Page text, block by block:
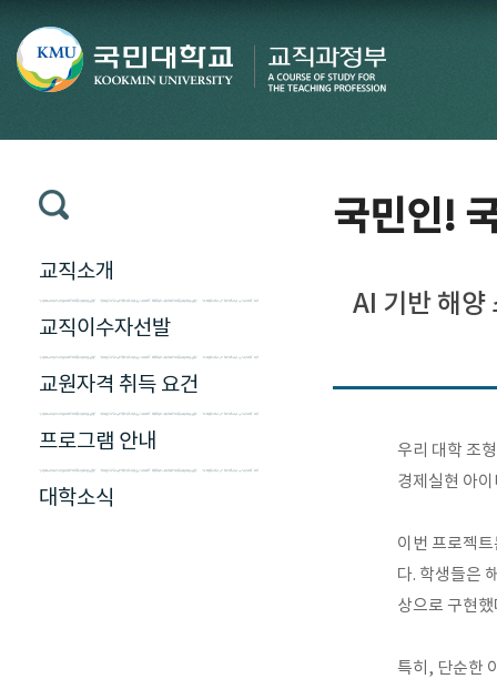
교직소개
교직이수자선발
교원자격 취득 요건
프로그램 안내
대학소식
국민인!
AI 기반 해양
우리 대학 조
경제실현 아
이번 프로젝
다. 학생들은
상으로 구현
특히, 단순한